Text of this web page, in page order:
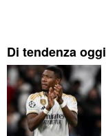
Di tendenza oggi